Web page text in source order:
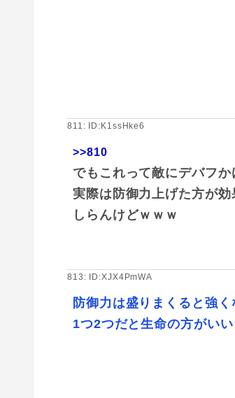
811: ID:K1ssHke6
>>810
でもこれって敵にデバフ
実際は防御力上げた方が効
しらんけどｗｗｗ
813: ID:XJX4PmWA
防御力は盛りまくると強く
1つ2つだと生命の方がいい